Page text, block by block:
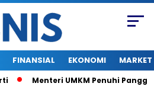
FINANSIAL EKONOMI MARKET
Menteri UMKM Penuhi Panggilan